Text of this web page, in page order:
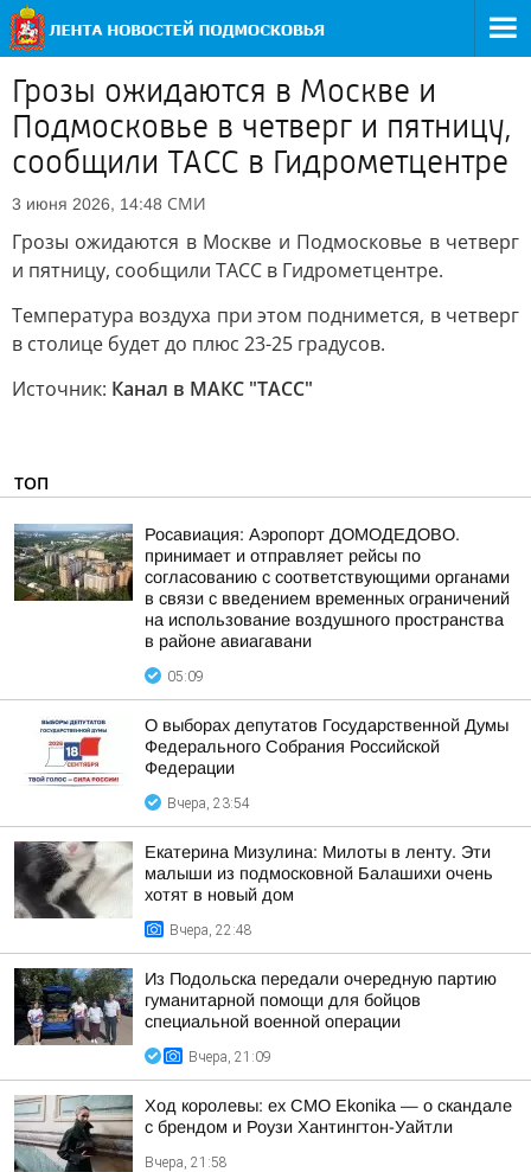
Грозы ожидаются в Москве и
Подмосковье в четверг и пятницу,
сообщили ТАСС в Гидрометцентре
3 июня 2026, 14:48 СМИ
Грозы ожидаются в Москве и Подмосковье в четверг
и пятницу, сообщили ТАСС в Гидрометцентре.
Температура воздуха при этом поднимется, в четверг
в столице будет до плюс 23-25 градусов.
Источник: Канал в МАКС "ТАСС"
ТОП
Росавиация: Аэропорт ДОМОДЕДОВО.
принимает и отправляет рейсы по
согласованию с соответствующими органами
в связи с введением временных ограничений
на использование воздушного пространства
в районе авиагавани
05:09
О выборах депутатов Государственной Думы
Федерального Собрания Российской
Федерации
Вчера, 23:54
Екатерина Мизулина: Милоты в ленту. Эти
малыши из подмосковной Балашихи очень
хотят в новый дом
Вчера, 22:48
Из Подольска передали очередную партию
гуманитарной помощи для бойцов
специальной военной операции
Вчера, 21:09
Ход королевы: ex CMO Ekonika — о скандале
с брендом и Роузи Хантингтон-Уайтли
Вчера, 21:58